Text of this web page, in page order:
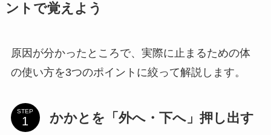
ントで覚えよう
原因が分かったところで、実際に止まるための体
の使い方を3つのポイントに絞って解説します。
STEP かかとを「外へ・下へ」押し出す